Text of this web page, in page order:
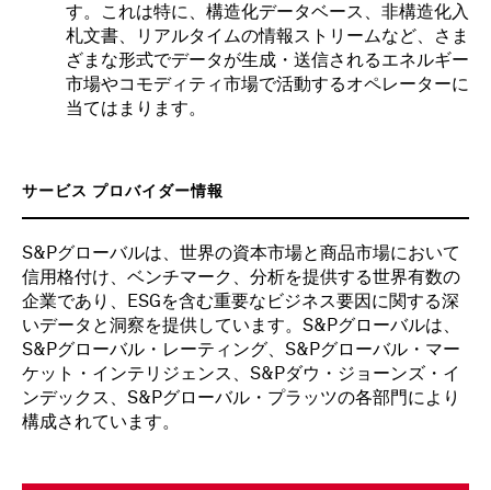
す。これは特に、構造化データベース、非構造化入
札文書、リアルタイムの情報ストリームなど、さま
ざまな形式でデータが生成・送信されるエネルギー
市場やコモディティ市場で活動するオペレーターに
当てはまります。
サービス プロバイダー情報
S&Pグローバルは、世界の資本市場と商品市場において
信用格付け、ベンチマーク、分析を提供する世界有数の
企業であり、ESGを含む重要なビジネス要因に関する深
いデータと洞察を提供しています。S&Pグローバルは、
S&Pグローバル・レーティング、S&Pグローバル・マー
ケット・インテリジェンス、S&Pダウ・ジョーンズ・イ
ンデックス、S&Pグローバル・プラッツの各部門により
構成されています。